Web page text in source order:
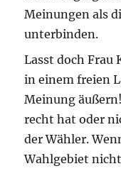
Meinungen als
unterbinden.
Lasst doch Frau
in einem freien
Meinung
recht hat oder
der Wähler.
Wahlgebiet